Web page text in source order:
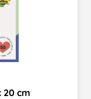
20 cm